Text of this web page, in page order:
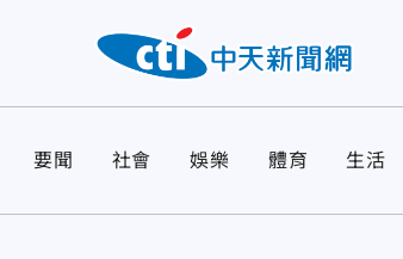
要聞 社會 娛樂 體育 生活